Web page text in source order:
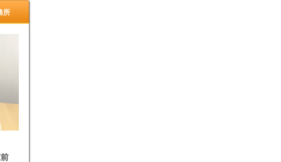
所